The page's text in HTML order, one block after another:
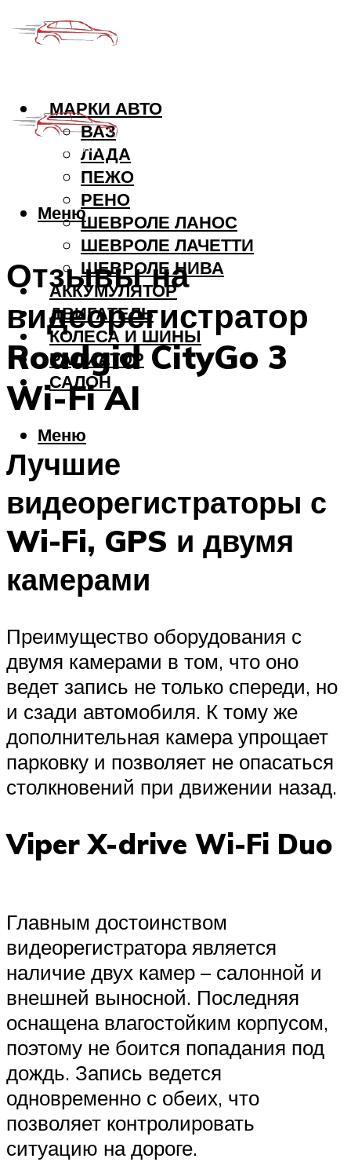
МАРКИ АВТО
ВАЗ
ЛАДА
ПЕЖО
РЕНО
ШЕВРОЛЕ ЛАНОС
ШЕВРОЛЕ ЛАЧЕТТИ
ШЕВРОЛЕ НИВА
АККУМУЛЯТОР
ДВИГАТЕЛЬ
КОЛЕСА И ШИНЫ
РАДИАТОР
САЛОН
Меню
Меню
Отзывы на
видеорегистратор
Roadgid CityGo 3
Wi-Fi AI
Лучшие
видеорегистраторы с
Wi-Fi, GPS и двумя
камерами
Преимущество оборудования с
двумя камерами в том, что оно
ведет запись не только спереди, но
и сзади автомобиля. К тому же
дополнительная камера упрощает
парковку и позволяет не опасаться
столкновений при движении назад.
Viper X-drive Wi-Fi Duo
Главным достоинством
видеорегистратора является
наличие двух камер – салонной и
внешней выносной. Последняя
оснащена влагостойким корпусом,
поэтому не боится попадания под
дождь. Запись ведется
одновременно с обеих, что
позволяет контролировать
ситуацию на дороге.